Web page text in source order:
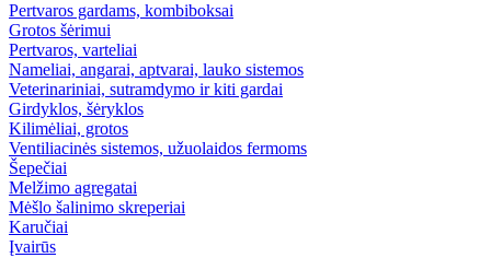
Pertvaros gardams, kombiboksai
Grotos šėrimui
Pertvaros, varteliai
Nameliai, angarai, aptvarai, lauko sistemos
Veterinariniai, sutramdymo ir kiti gardai
Girdyklos, šėryklos
Kilimėliai, grotos
Ventiliacinės sistemos, užuolaidos fermoms
Šepečiai
Melžimo agregatai
Mėšlo šalinimo skreperiai
Karučiai
Įvairūs